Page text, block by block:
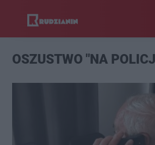
OSZUSTWO "NA